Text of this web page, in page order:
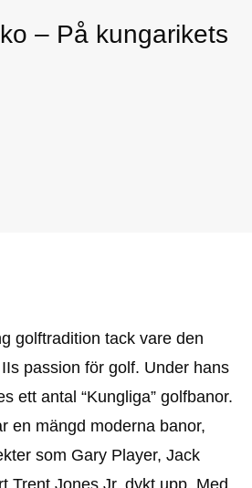
– På kungarikets
golftradition tack vare den
passion för golf. Under hans
ett antal “Kungliga” golfbanor.
en mängd moderna banor,
som Gary Player, Jack
Trent Jones Jr. dykt upp. Med